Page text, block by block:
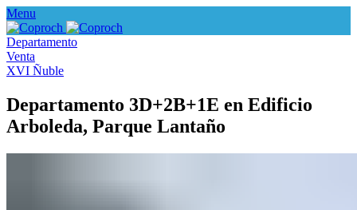
Menu
Departamento
Venta
XVI Ñuble
Departamento 3D+2B+1E en Edificio
Arboleda, Parque Lantaño